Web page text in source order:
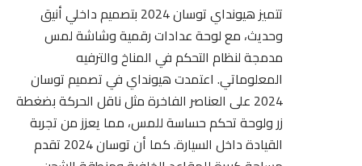
تتميز هيونداي توسان 2024 بتصميم داخلي أنيق
وحديث، مع لوحة عدادات رقمية وشاشة لمس
مدمجة لنظام التحكم في المناخ والترفيه
المعلوماتي. اعتمدت هيونداي في تصميم توسان
2024 على العناصر الفاخرة مثل ناقل الحركة بضغطة
زر ولوحة تحكم حساسة للمس، مما يعزز من تجربة
القيادة داخل السيارة. كما أن توسان 2024 تقدم